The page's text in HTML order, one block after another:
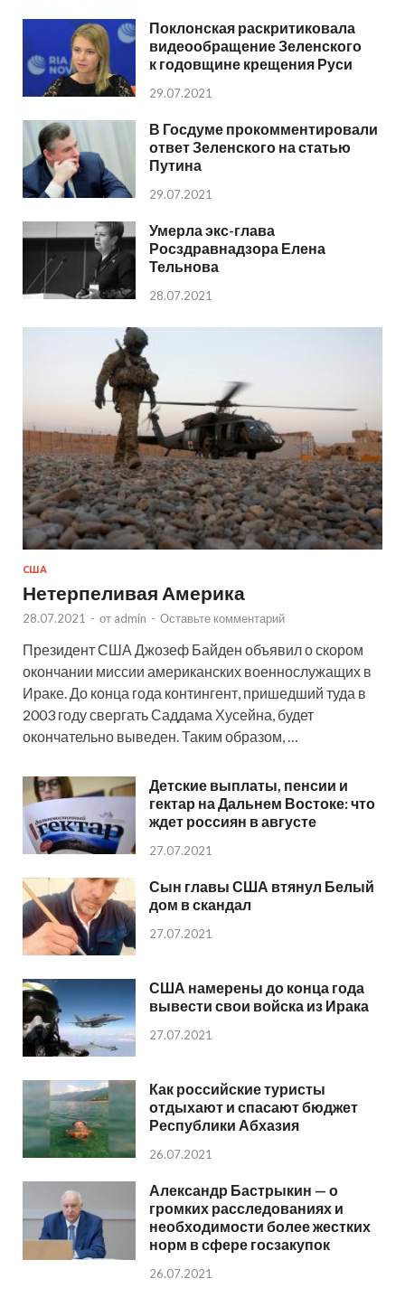
Поклонская раскритиковала
видеообращение Зеленского
к годовщине крещения Руси
29.07.2021
В Госдуме прокомментировали
ответ Зеленского на статью
Путина
29.07.2021
Умерла экс-глава
Росздравнадзора Елена
Тельнова
28.07.2021
США
Нетерпеливая Америка
28.07.2021 - от admin - Оставьте комментарий
Президент США Джозеф Байден объявил о скором
окончании миссии американских военнослужащих в
Ираке. До конца года контингент, пришедший туда в
2003 году свергать Саддама Хусейна, будет
окончательно выведен. Таким образом, …
Детские выплаты, пенсии и
гектар на Дальнем Востоке: что
ждет россиян в августе
27.07.2021
Сын главы США втянул Белый
дом в скандал
27.07.2021
США намерены до конца года
вывести свои войска из Ирака
27.07.2021
Как российские туристы
отдыхают и спасают бюджет
Республики Абхазия
26.07.2021
Александр Бастрыкин — о
громких расследованиях и
необходимости более жестких
норм в сфере госзакупок
26.07.2021